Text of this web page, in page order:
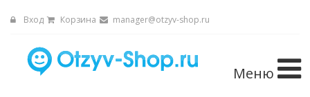
Вход Корзина manager@otzyv-shop.ru
Меню